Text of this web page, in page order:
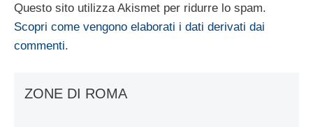
Questo sito utilizza Akismet per ridurre lo spam.
Scopri come vengono elaborati i dati derivati dai
commenti.
ZONE DI ROMA